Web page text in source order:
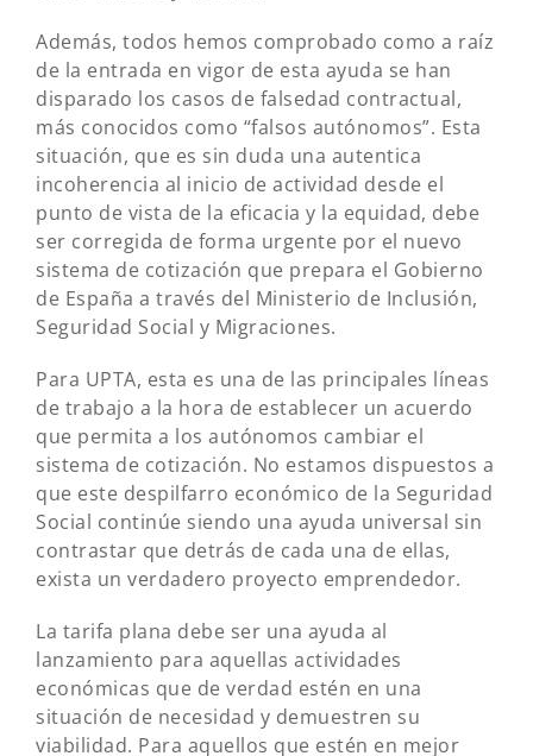
Además, todos hemos comprobado como a raíz
de la entrada en vigor de esta ayuda se han
disparado los casos de falsedad contractual,
más conocidos como “falsos autónomos”. Esta
situación, que es sin duda una autentica
incoherencia al inicio de actividad desde el
punto de vista de la eficacia y la equidad, debe
ser corregida de forma urgente por el nuevo
sistema de cotización que prepara el Gobierno
de España a través del Ministerio de Inclusión,
Seguridad Social y Migraciones.
Para UPTA, esta es una de las principales líneas
de trabajo a la hora de establecer un acuerdo
que permita a los autónomos cambiar el
sistema de cotización. No estamos dispuestos a
que este despilfarro económico de la Seguridad
Social continúe siendo una ayuda universal sin
contrastar que detrás de cada una de ellas,
exista un verdadero proyecto emprendedor.
La tarifa plana debe ser una ayuda al
lanzamiento para aquellas actividades
económicas que de verdad estén en una
situación de necesidad y demuestren su
viabilidad. Para aquellos que estén en mejor